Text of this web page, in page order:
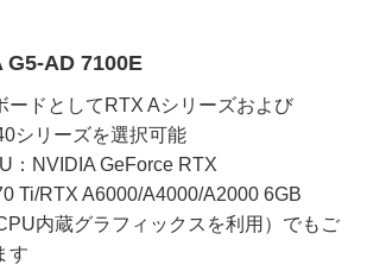
G5-AD 7100E
ードとしてRTX Aシリーズおよび
シリーズを選択可能
：NVIDIA GeForce RTX
Ti/RTX A6000/A4000/A2000 6GB
内蔵グラフィックスを利用）でもご
す